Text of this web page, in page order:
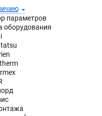
параметров
оборудования